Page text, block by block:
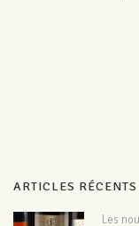
ARTICLES RÉCENTS
Les